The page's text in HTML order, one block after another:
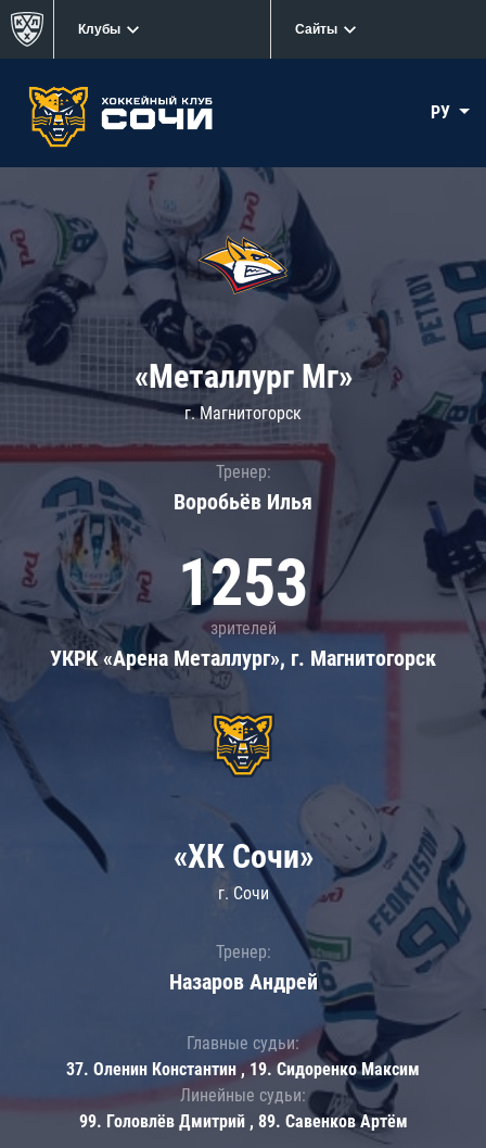
Клубы Сайты
РУ
«Металлург Мг»
г. Магнитогорск
Тренер:
Воробьёв Илья
1253
зрителей
УКРК «Арена Металлург», г. Магнитогорск
«ХК Сочи»
г. Сочи
Тренер:
Назаров Андрей
Главные судьи:
37. Оленин Константин , 19. Сидоренко Максим
Линейные судьи:
99. Головлёв Дмитрий , 89. Савенков Артём